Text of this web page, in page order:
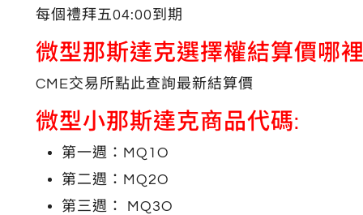
每個禮拜五04:00到期
微型那斯達克選擇權結算價哪
CME交易所點此查詢最新結算價
微型小那斯達克商品代碼:
第一週：MQ1O
第二週：MQ2O
第三週： MQ3O